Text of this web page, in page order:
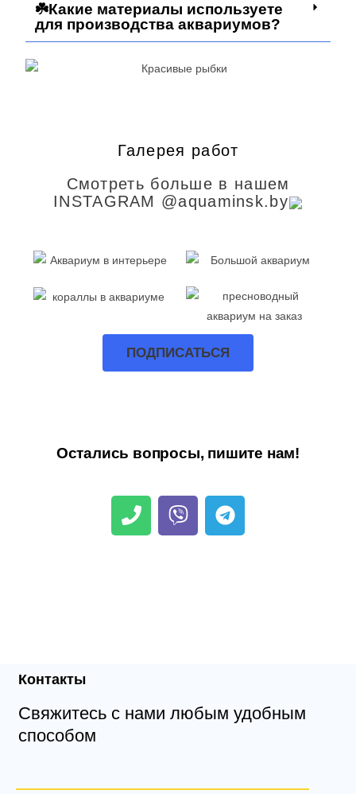
☘️Какие материалы используете
для производства аквариумов?
Галерея работ
Смотреть больше в нашем
INSTAGRAM @aquaminsk.by
ПОДПИСАТЬСЯ
Остались вопросы, пишите нам!
Контакты
Свяжитесь с нами любым удобным
способом